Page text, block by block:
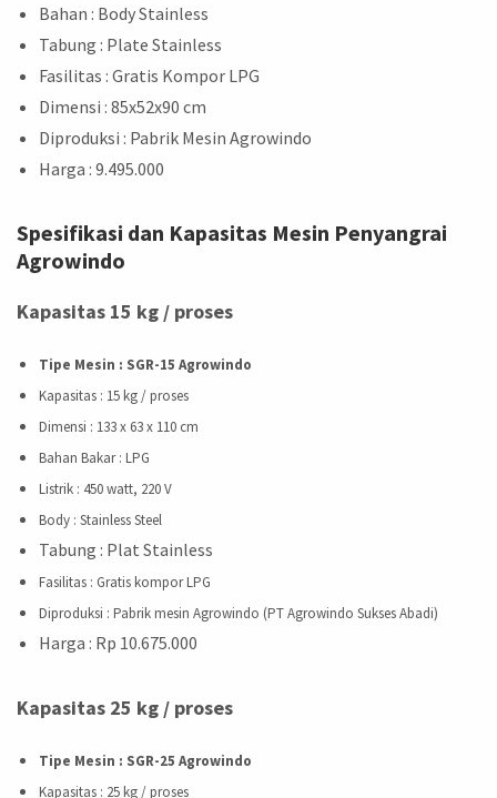
Bahan : Body Stainless
Tabung : Plate Stainless
Fasilitas : Gratis Kompor LPG
Dimensi : 85x52x90 cm
Diproduksi : Pabrik Mesin Agrowindo
Harga : 9.495.000
Spesifikasi dan Kapasitas Mesin Penyangrai
Agrowindo
Kapasitas 15 kg / proses
Tipe Mesin : SGR-15 Agrowindo
Kapasitas : 15 kg / proses
Dimensi : 133 x 63 x 110 cm
Bahan Bakar: LPG
Listrik : 450 watt, 220 V
Body : Stainless Steel
Tabung : Plat Stainless
Fasilitas : Gratis kompor LPG
Diproduksi : Pabrik mesin Agrowindo (PT Agrowindo Sukses Abadi)
Harga : Rp 10.675.000
Kapasitas 25 kg / proses
Tipe Mesin : SGR-25 Agrowindo
Kapasitas : 25 kg / proses